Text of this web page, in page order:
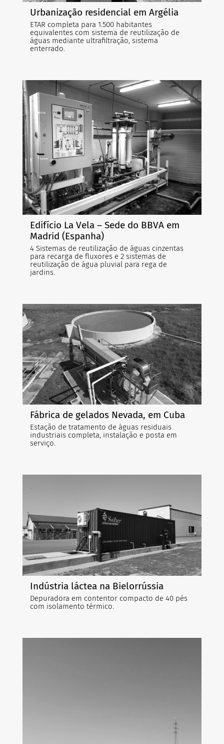
Urbanização residencial em Argélia
ETAR completa para 1.500 habitantes
equivalentes com sistema de reutilização de
águas mediante ultrafiltração, sistema
enterrado.
Edifício La Vela – Sede do BBVA em
Madrid (Espanha)
4 Sistemas de reutilização de águas cinzentas
para recarga de fluxores e 2 sistemas de
reutilização de água pluvial para rega de
jardins.
Fábrica de gelados Nevada, em Cuba
Estação de tratamento de águas residuais
industriais completa, instalação e posta em
serviço.
Indústria láctea na Bielorrússia
Depuradora em contentor compacto de 40 pés
com isolamento térmico.